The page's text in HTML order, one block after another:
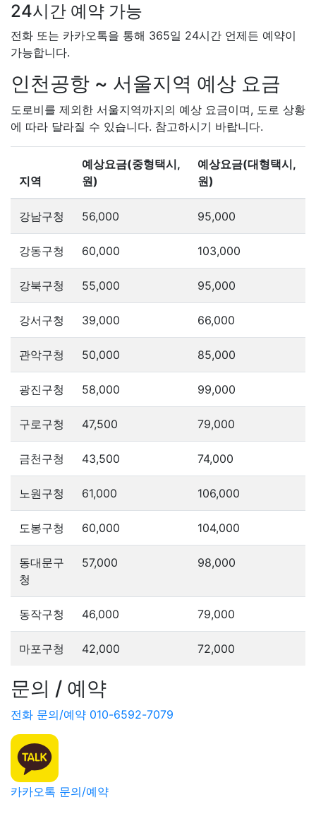
24시간 예약 가능
전화 또는 카카오톡을 통해 365일 24시간 언제든 예약이
가능합니다.
인천공항 ~ 서울지역 예상 요금
도로비를 제외한 서울지역까지의 예상 요금이며, 도로 상황
에 따라 달라질 수 있습니다. 참고하시기 바랍니다.
지역
예상요금(중형택시,
원)
예상요금(대형택시,
원)
강남구청 56,000 95,000
강동구청 60,000 103,000
강북구청 55,000 95,000
강서구청 39,000 66,000
관악구청 50,000 85,000
광진구청 58,000 99,000
구로구청 47,500 79,000
금천구청 43,500 74,000
노원구청 61,000 106,000
도봉구청 60,000 104,000
동대문구
청
57,000 98,000
동작구청 46,000 79,000
마포구청 42,000 72,000
문의 / 예약
전화 문의/예약 010-6592-7079
카카오톡 문의/예약